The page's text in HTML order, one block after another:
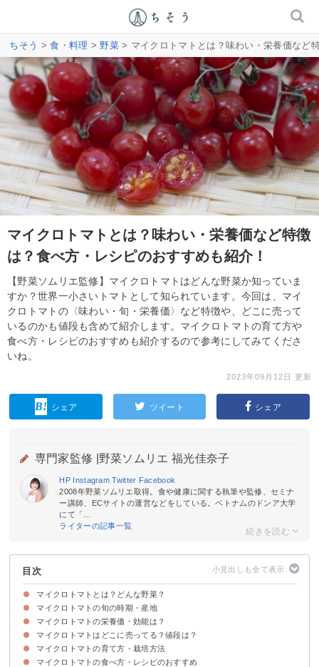
ちそう >食・料理 >野菜> マイクロトマトとは？味わい・栄養価など
マイクロトマトとは？味わい・栄養価など特徴
は？食べ方・レシピのおすすめも紹介！
【野菜ソムリエ監修】マイクロトマトはどんな野菜か知っていま
すか？世界一小さいトマトとして知られています。今回は、マイ
クロトマトの〈味わい・旬・栄養価〉など特徴や、どこに売って
いるのかも値段も含めて紹介します。マイクロトマトの育て方や
食べ方・レシピのおすすめも紹介するので参考にしてみてくださ
いね。
2023年09月12日 更新
シェア ツイート シェア
専門家監修 | 野菜ソムリエ 福光佳奈子
HP Instagram Twitter Facebook
2008年野菜ソムリエ取得。食や健康に関する執筆や監修、セミナ
ー講師、ECサイトの運営などをしている。ベトナムのドンア大学
にて「...
ライターの記事一覧
目次
マイクロトマトとは？どんな野菜？
マイクロトマトは世界一小さいトマト
マイクロトマトの糖度・味わい
マイクロトマトの旬の時期・産地
マイクロトマトの旬の時期
マイクロトマトの主産地
マイクロトマトの栄養価・効能は？
マイクロトマトはどこに売ってる？値段は？
マイクロトマトの値段は少しお高め
マイクロトマトは通販で買うのがおすすめ
マイクロトマトの育て方・栽培方法
マイクロトマトの栽培に必要なもの
マイクロトマトの育て方
マイクロトマトの食べ方・レシピのおすすめ